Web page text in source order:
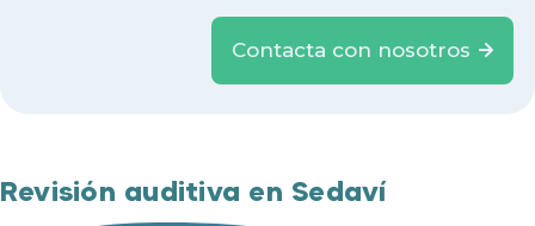
Contacta con nosotros
Revisión auditiva en Sedaví